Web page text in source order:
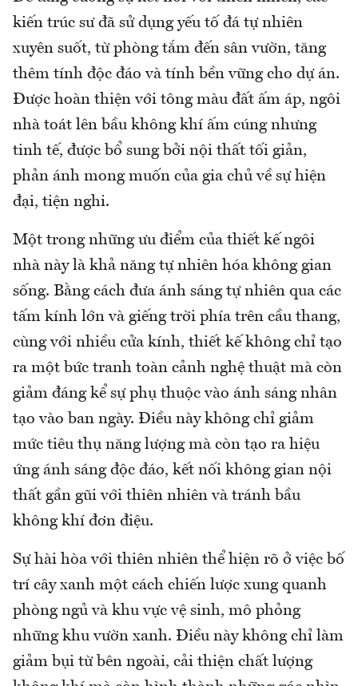
kiến trúc sư đã sử dụng yếu tố đá tự nhiên
xuyên suốt, từ phòng tắm đến sân vườn, tăng
thêm tính độc đáo và tính bền vững cho dự án.
Được hoàn thiện với tông màu đất ấm áp, ngôi
nhà toát lên bầu không khí ấm cúng nhưng
tinh tế, được bổ sung bởi nội thất tối giản,
phản ánh mong muốn của gia chủ về sự hiện
đại, tiện nghi.
Một trong những ưu điểm của thiết kế ngôi
nhà này là khả năng tự nhiên hóa không gian
sống. Bằng cách đưa ánh sáng tự nhiên qua các
tấm kính lớn và giếng trời phía trên cầu thang,
cùng với nhiều cửa kính, thiết kế không chỉ tạo
ra một bức tranh toàn cảnh nghệ thuật mà còn
giảm đáng kể sự phụ thuộc vào ánh sáng nhân
tạo vào ban ngày. Điều này không chỉ giảm
mức tiêu thụ năng lượng mà còn tạo ra hiệu
ứng ánh sáng độc đáo, kết nối không gian nội
thất gần gũi với thiên nhiên và tránh bầu
không khí đơn điệu.
Sự hài hòa với thiên nhiên thể hiện rõ ở việc bố
trí cây xanh một cách chiến lược xung quanh
phòng ngủ và khu vực vệ sinh, mô phỏng
những khu vườn xanh. Điều này không chỉ làm
giảm bụi từ bên ngoài, cải thiện chất lượng